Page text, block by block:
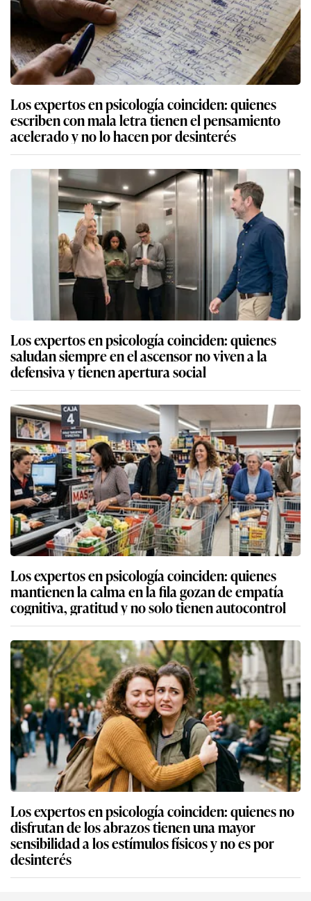
Los expertos en psicología coinciden: quienes
escriben con mala letra tienen el pensamiento
acelerado y no lo hacen por desinterés
Los expertos en psicología coinciden: quienes
saludan siempre en el ascensor no viven a la
defensiva y tienen apertura social
Los expertos en psicología coinciden: quienes
mantienen la calma en la fila gozan de empatía
cognitiva, gratitud y no solo tienen autocontrol
Los expertos en psicología coinciden: quienes no
disfrutan de los abrazos tienen una mayor
sensibilidad a los estímulos físicos y no es por
desinterés